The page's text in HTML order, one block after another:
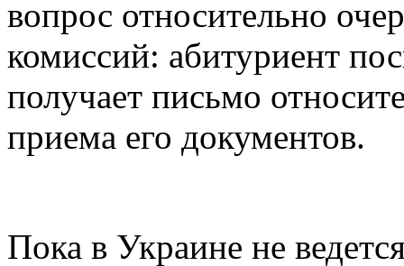
вопрос относительно
комиссий: абитуриент
получает письмо
приема его документов.
Пока в Украине не